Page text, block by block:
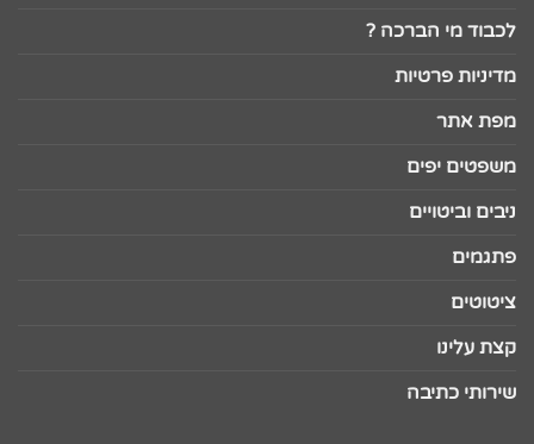
לכבוד מי הברכה ?
מדיניות פרטיות
מפת אתר
משפטים יפים
ניבים וביטויים
פתגמים
ציטוטים
קצת עלינו
שירותי כתיבה